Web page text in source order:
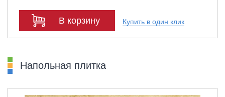
В корзину Купить в один клик
Напольная плитка